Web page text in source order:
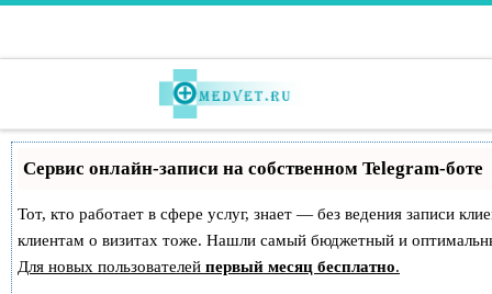
Сервис онлайн-записи на собственном Telegram-боте
Тот, кто работает в сфере услуг, знает — без ведения записи
клиентам о визитах тоже. Нашли самый бюджетный и
Для новых пользователей первый месяц бесплатно.